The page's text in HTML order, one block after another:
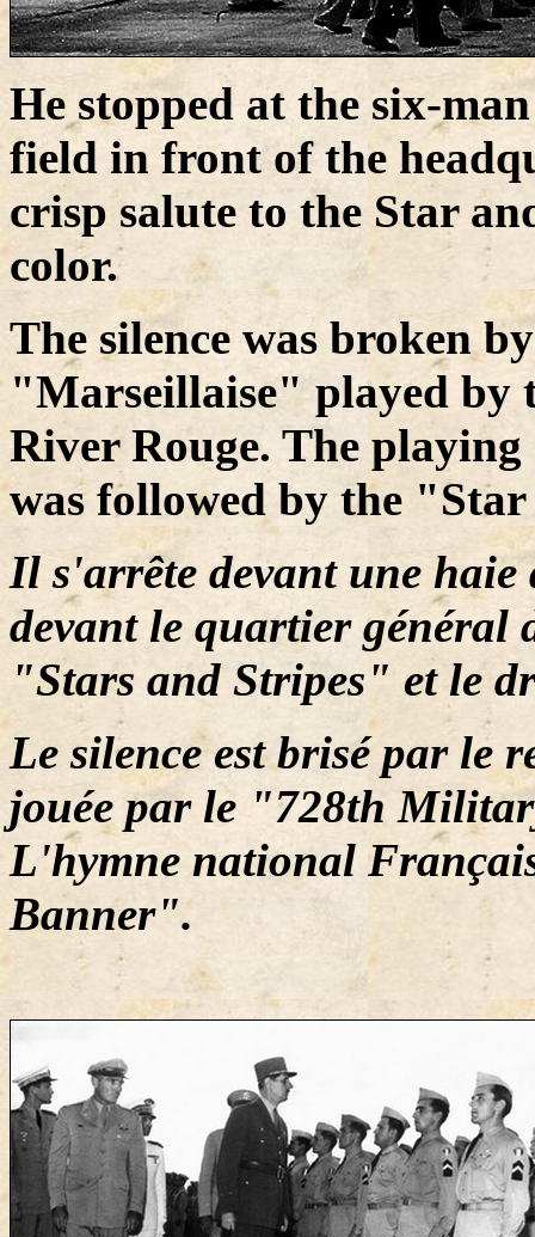
He stopped at the six-
field in front of the
crisp salute to the Star
color.
The silence was broken
"Marseillaise" played by
River Rouge. The
was followed by the
Il s'arrête devant une haie
devant le quartier général
"Stars and Stripes" et le
Le silence est brisé par le
jouée par le "728th
L'hymne national
Banner".